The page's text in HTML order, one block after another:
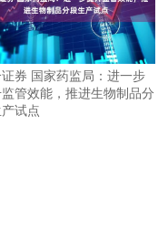
券 国家药监局：进一步
管效能，推进生物制品分
试点